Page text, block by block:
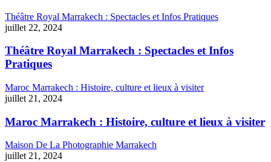
Théâtre Royal Marrakech : Spectacles et Infos Pratiques
juillet 22, 2024
Théâtre Royal Marrakech : Spectacles et Infos
Pratiques
Maroc Marrakech : Histoire, culture et lieux à visiter
juillet 21, 2024
Maroc Marrakech : Histoire, culture et lieux à visiter
Maison De La Photographie Marrakech
juillet 21, 2024